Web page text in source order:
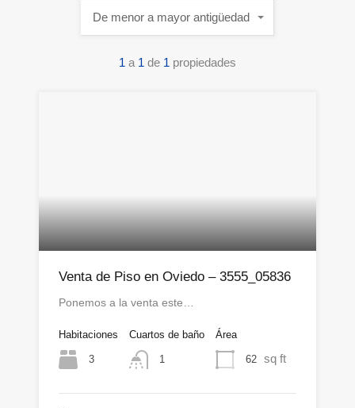
1 a 1 de 1 propiedades
De menor a mayor antigüedad
Venta de Piso en Oviedo – 3555_05836
Ponemos a la venta este…
Habitaciones
3
Cuartos de baño
1
Área
62 sq ft